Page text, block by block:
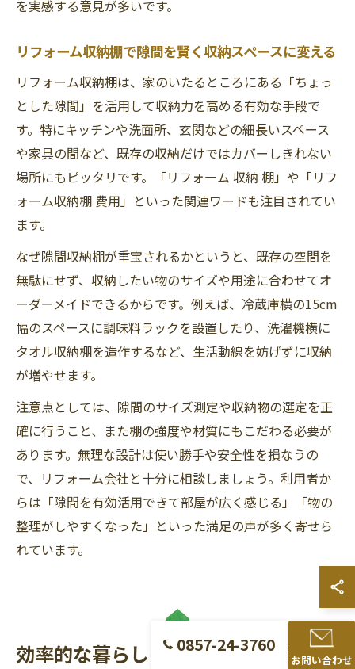
を実感する意見が多いです。
リフォーム収納棚で隙間を賢く収納スペースに変える
リフォーム収納棚は、家のいたるところにある「ちょっ
とした隙間」を活用して収納力を高める有効な手段で
す。特にキッチンや洗面所、玄関などの細長いスペース
や家具の間など、既存の収納だけではカバーしきれない
場所にもピッタリです。「リフォーム 収納 棚」や「リフ
ォーム収納棚 費用」といった関連ワードも注目されてい
ます。
なぜ隙間収納棚が重宝されるかというと、既存の空間を
無駄にせず、収納したい物のサイズや用途に合わせてオ
ーダーメイドできるからです。例えば、冷蔵庫横の15cm
幅のスペースに調味料ラックを設置したり、洗濯機横に
タオル収納棚を造作するなど、生活動線を妨げずに収納
が増やせます。
注意点としては、隙間のサイズ測定や収納物の選定を正
確に行うこと、また棚の強度や材質にもこだわる必要が
あります。無理な設計は使い勝手や安全性を損なうの
で、リフォーム会社と十分に相談しましょう。利用者か
らは「隙間を有効活用できて部屋が広く感じる」「物の
整理がしやすくなった」といった満足の声が多く寄せら
れています。
効率的な暮らしのための収納設計リフ
0857-24-3760
お問い合わせ